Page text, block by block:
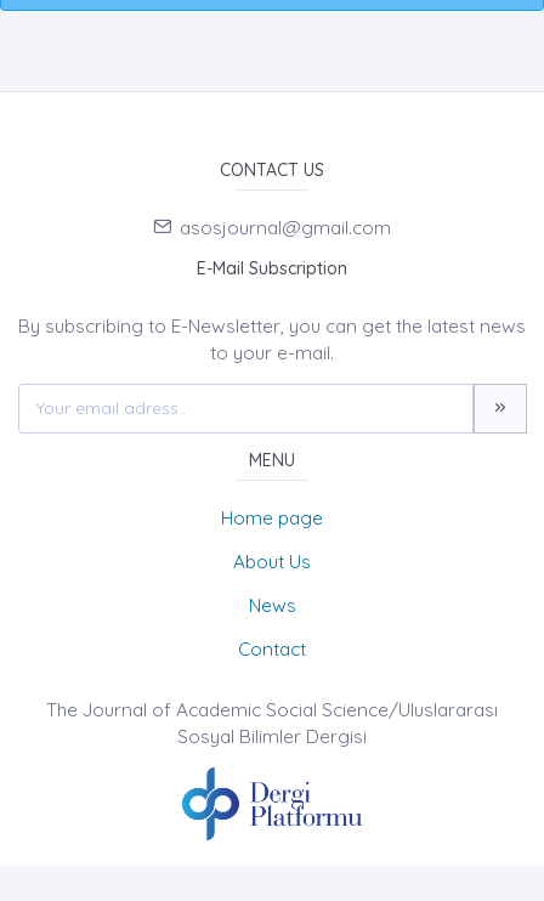
CONTACT US
asosjournal@gmail.com
E-Mail Subscription
By subscribing to E-Newsletter, you can get the latest news
to your e-mail.
MENU
Home page
About Us
News
Contact
The Journal of Academic Social Science/Uluslararası
Sosyal Bilimler Dergisi